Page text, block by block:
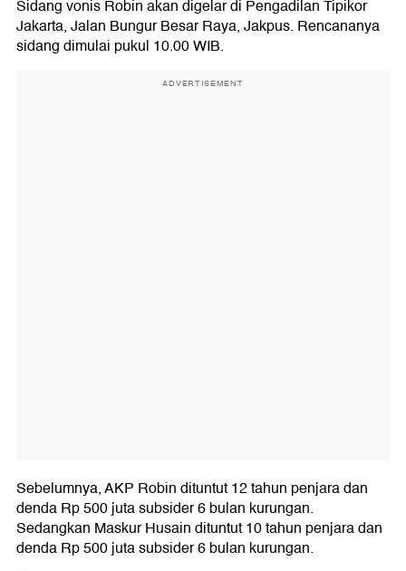
Sidang vonis Robin akan digelar di Pengadilan Tipikor
Jakarta, Jalan Bungur Besar Raya, Jakpus. Rencananya
sidang dimulai pukul 10.00 WIB.
ADVERTISEMENT
Sebelumnya, AKP Robin dituntut 12 tahun penjara dan
denda Rp 500 juta subsider 6 bulan kurungan.
Sedangkan Maskur Husain dituntut 10 tahun penjara dan
denda Rp 500 juta subsider 6 bulan kurungan.